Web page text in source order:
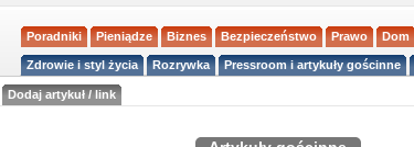
Poradniki Pieniądze Biznes Bezpieczeństwo Prawo Dom
Zdrowie i styl życia Rozrywka Pressroom i artykuły gościnne
Dodaj artykuł / link